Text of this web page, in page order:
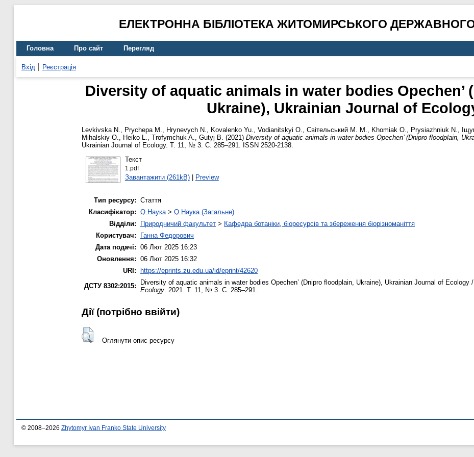
ЕЛЕКТРОННА БІБЛІОТЕКА ЖИТОМИРСЬКОГО ДЕРЖАВНОГО
Головна Про сайт Перегляд
Вхід Реєстрація
Diversity of aquatic animals in water bodies Opechen’
Ukraine), Ukrainian Journal of
Levkivska N., Prychepa M., Hrynevych N., Kovalenko Yu., Vodianitskyi O., Світельський М. М., Khomiak O., Prysiazhniuk N.,
Mihalskiy O., Heiko L., Trofymchuk A., Gutyj B. (2021) Diversity of aquatic animals in water bodies Opechen’ (Dnipro floodplain,
Ukrainian Journal of Ecology. Т. 11, № 3. С. 285–291. ISSN 2520-2138.
Текст
1.pdf
Завантажити (261kB)| Preview
Тип ресурсу: Стаття
Класифікатор: Q Наука> Q Наука (Загальне)
Відділи:
Природничий факультет > Кафедра ботаніки, біоресурсів та збереження біорізноманіття
Користувач:
Ганна Федорович
Дата подачі: 06 Лют 2025 16:23
Оновлення: 06 Лют 2025 16:32
URI:
https://eprints.zu.edu.ua/id/eprint/42620
ДСТУ 8302:2015:
Diversity of aquatic animals in water bodies Opechen’ (Dnipro floodplain, Ukraine), Ukrainian Journal of Ecology
Ecology. 2021. Т. 11, № 3. С. 285–291.
Дії ​​(потрібно ввійти)
Оглянути опис ресурсу
© 2008–2026 Zhytomyr Ivan Franko State University